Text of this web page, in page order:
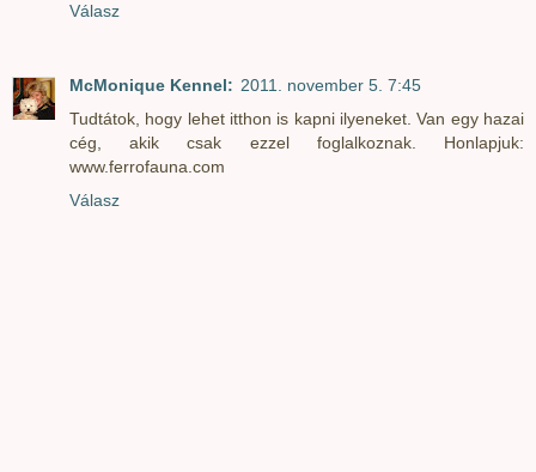
Válasz
McMonique Kennel: 2011. november 5. 7:45
Tudtátok, hogy lehet itthon is kapni ilyeneket. Van egy hazai
cég, akik csak ezzel foglalkoznak. Honlapjuk:
www.ferrofauna.com
Válasz